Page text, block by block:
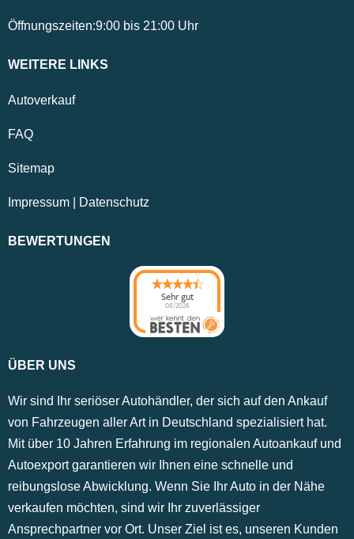
Öffnungszeiten:9:00 bis 21:00 Uhr
WEITERE LINKS
Autoverkauf
FAQ
Sitemap
Impressum Datenschutz
BEWERTUNGEN
Sehr gut
08/2026
ÜBER UNS
Wir sind Ihr seriöser Autohändler, der sich auf den Ankauf
von Fahrzeugen aller Art in Deutschland spezialisiert hat.
Mit über 10 Jahren Erfahrung im regionalen Autoankauf und
Autoexport garantieren wir Ihnen eine schnelle und
reibungslose Abwicklung. Wenn Sie Ihr Auto in der Nähe
verkaufen möchten, sind wir Ihr zuverlässiger
Ansprechpartner vor Ort. Unser Ziel ist es, unseren Kunden